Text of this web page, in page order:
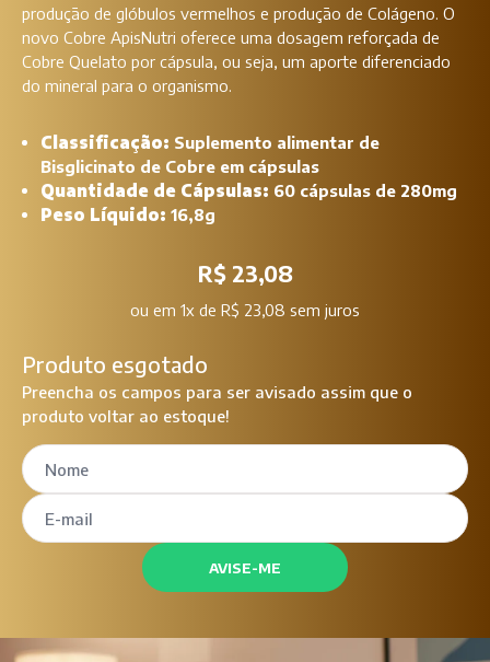
produção de glóbulos vermelhos e produção de Colágeno. O
novo Cobre ApisNutri oferece uma dosagem reforçada de
Cobre Quelato por cápsula, ou seja, um aporte diferenciado
do mineral para o organismo.
Classificação: Suplemento alimentar de
Bisglicinato de Cobre em cápsulas
Quantidade de Cápsulas: 60 cápsulas de 280mg
Peso Líquido: 16,8g
R$ 23,08
ou em 1x de R$ 23,08 sem juros
Produto esgotado
Preencha os campos para ser avisado assim que o
produto voltar ao estoque!
AVISE-ME